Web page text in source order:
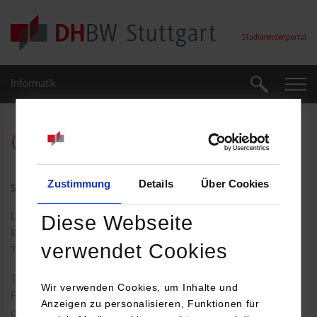
Zustimmung Details Über Cookies
Diese Webseite
verwendet Cookies
Wir verwenden Cookies, um Inhalte und
Anzeigen zu personalisieren, Funktionen für
Skip to main content
Studierendenportal
Informatik Suche
Christine Rohne
Studiengangssekretariat Informatik
Lerchenstraße 1
Raum: B3.06
70174
Stuttgart
Fax: 0711/1849-4510
christine.rohne@dhbw-stuttgart.de